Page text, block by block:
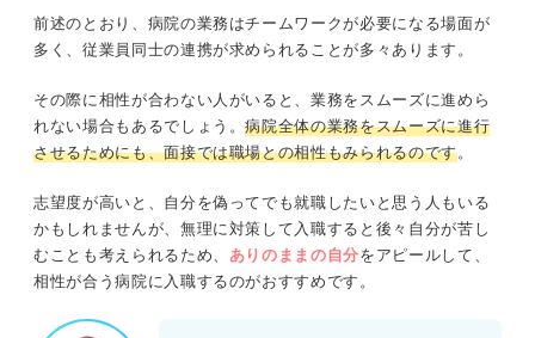
前述のとおり、病院の業務はチームワークが必要になる場面が
多く、従業員同士の連携が求められることが多々あります。
その際に相性が合わない人がいると、業務をスムーズに進めら
れない場合もあるでしょう。病院全体の業務をスムーズに進行
させるためにも、面接では職場との相性もみられるのです。
志望度が高いと、自分を偽ってでも就職したいと思う人もいる
かもしれませんが、無理に対策して入職すると後々自分が苦し
むことも考えられるため、 ありのままの自分をアピールして、
相性が合う病院に入職するのがおすすめです。